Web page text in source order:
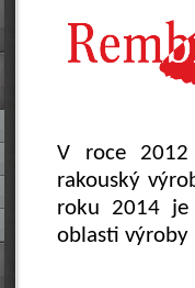
V roce 2012
rakouský
roku 2014 je
oblasti výroby